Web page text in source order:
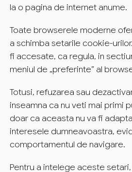
la o pagina de internet anume.
Toate browserele moderne
a schimba setarile cookie-
fi accesate, ca regula, in
meniul de „preferinte” al
Totusi, refuzarea sau
inseamna ca nu veti mai primi
doar ca aceasta nu va fi
interesele dumneavoastra,
comportamentul de navigare.
Pentru a intelege aceste